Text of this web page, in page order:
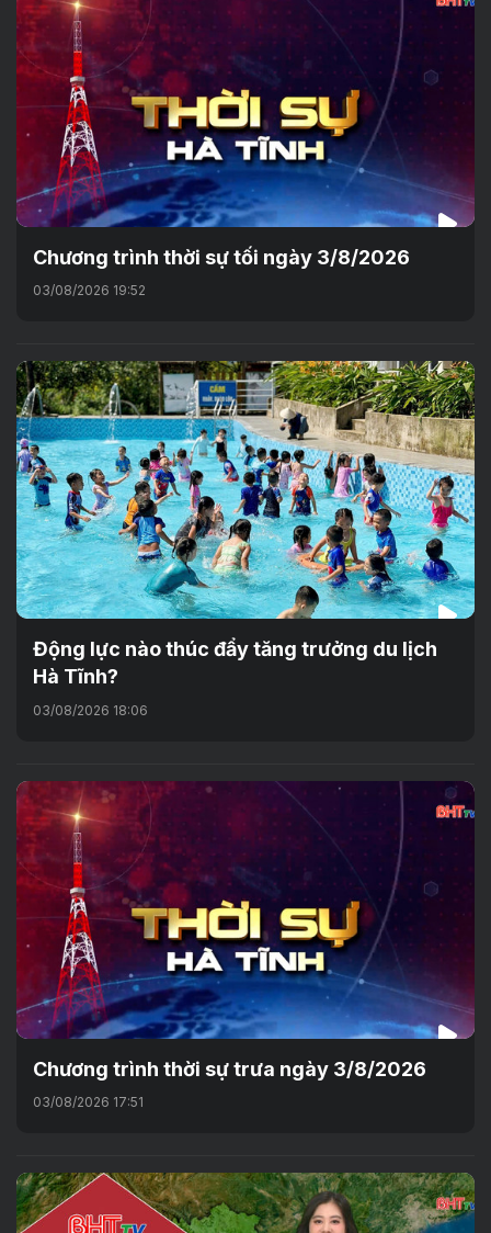
Chương trình thời sự tối ngày 3/8/2026
03/08/2026 19:52
Động lực nào thúc đẩy tăng trưởng du lịch
Hà Tĩnh?
03/08/2026 18:06
Chương trình thời sự trưa ngày 3/8/2026
03/08/2026 17:51